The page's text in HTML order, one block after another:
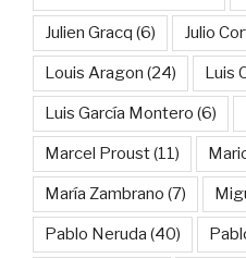
Julien Gracq (6) Julio
Louis Aragon (24) Luis
Luis García Montero (6)
Marcel Proust(11)
María Zambrano (7)
Pablo Neruda (40)